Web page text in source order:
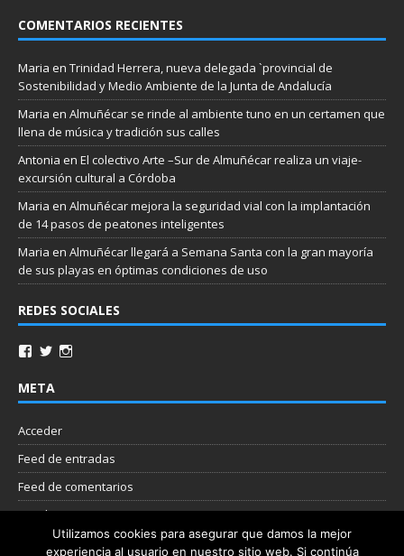
COMENTARIOS RECIENTES
Maria en Trinidad Herrera, nueva delegada `provincial de
Sostenibilidad y Medio Ambiente de la Junta de Andalucía
Maria en Almuñécar se rinde al ambiente tuno en un certamen que
llena de música y tradición sus calles
Antonia en El colectivo Arte –Sur de Almuñécar realiza un viaje-
excursión cultural a Córdoba
Maria en Almuñécar mejora la seguridad vial con la implantación
de 14 pasos de peatones inteligentes
Maria en Almuñécar llegará a Semana Santa con la gran mayoría
de sus playas en óptimas condiciones de uso
REDES SOCIALES
META
Acceder
Feed de entradas
Feed de comentarios
WordPress.org
Utilizamos cookies para asegurar que damos la mejor
experiencia al usuario en nuestro sitio web. Si continúa